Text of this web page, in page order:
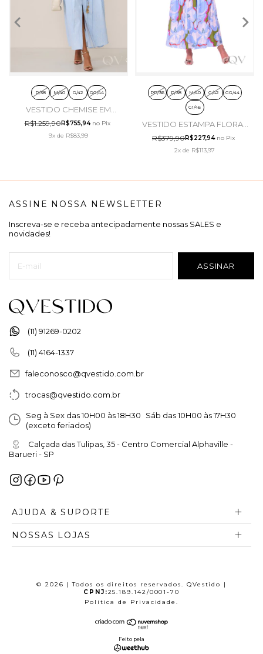
P/38 M/40 G/42 GG/44
VESTIDO CHEMISE EM
POLIÉSTER AZUL CLARO -
ARTSY
R$1.259,90R$755,94 no Pix
9x de R$83,99
PP/36 P/38 M/40 G/42 GG/44
G1/46
VESTIDO ESTAMPA FLORAL
EM TECIDO PLANO AZUL -
HAPUK
R$379,90R$227,94 no Pix
2x de R$113,97
(11) 91269-0202
(11) 4164-1337
faleconosco@qvestido.com.br
trocas@qvestido.com.br
Seg à Sex das 10H00 às 18H30 Sáb das 10H00 às 17H30
(exceto feriados)
Calçada das Tulipas, 35 - Centro Comercial Alphaville -
Barueri - SP
AJUDA & SUPORTE
NOSSAS LOJAS
ASSINE NOSSA NEWSLETTER
Inscreva-se e receba antecipadamente nossas SALES e
novidades!
© 2026 | Todos os direitos reservados. QVestido |
CPNJ:25.189.142/0001-70
Política de Privacidade.
Feito pela